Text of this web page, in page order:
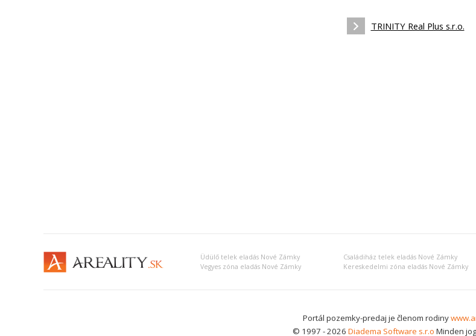
TRINITY Real Plus s.r.o.
Üdülő telek eladás Nové Zámky Családiház telek eladás Nové Zámky
Vegyes zóna eladás Nové Zámky
Kereskedelmi zóna eladás Nové Zámky
Portál pozemky-predaj je členom rodiny
© 1997 - 2026 Diadema Software s.r.o Minden